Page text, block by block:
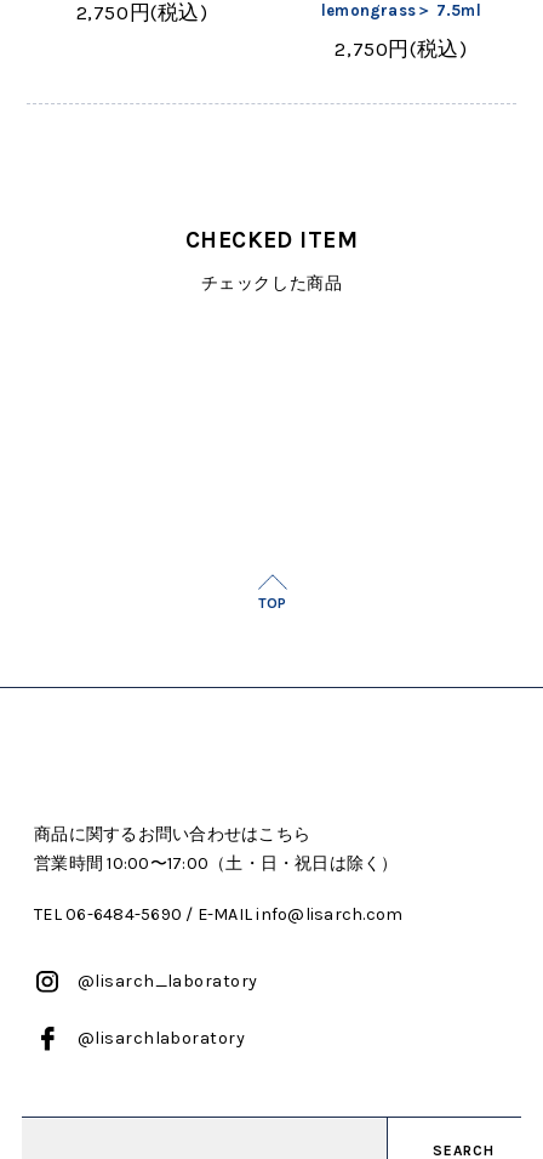
2,750円(税込)
lemongrass＞ 7.5ml
2,750円(税込)
CHECKED ITEM
チェックした商品
TOP
商品に関するお問い合わせはこちら
営業時間 10:00〜17:00（土・日・祝日は除く）
TEL 06-6484-5690 / E-MAIL info@lisarch.com
@lisarch_laboratory
@lisarchlaboratory
SEARCH